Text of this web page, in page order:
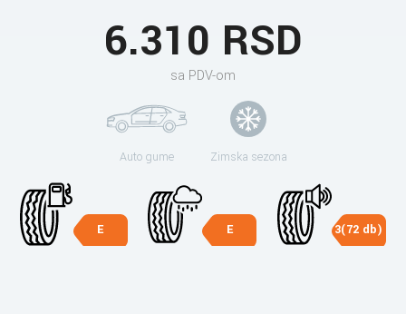
6.310 RSD
sa PDV-om
Auto gume Zimska sezona
E E 3(72 db)